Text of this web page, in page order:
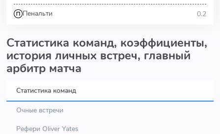
Пенальти 0.2
Статистика команд, коэффициенты,
история личных встреч, главный
арбитр матча
Статистика команд
Очные встречи
Рефери Oliver Yates